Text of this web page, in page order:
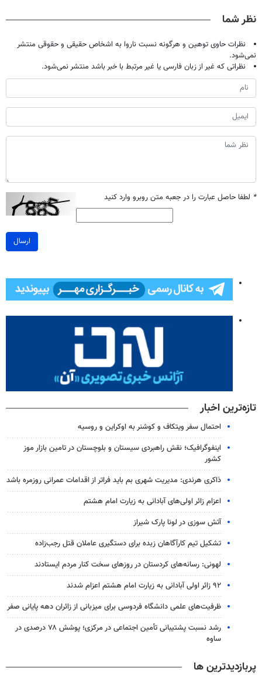
نظر شما
نظرات حاوی توهین و هرگونه نسبت ناروا به اشخاص حقیقی و حقوقی منتشر
نمی‌شود.
نظراتی که غیر از زبان فارسی یا غیر مرتبط با خبر باشد منتشر نمی‌شود.
* لطفا حاصل عبارت را در جعبه متن روبرو وارد کنید
ارسال
تازه‌ترین اخبار
احتمال سفر ویتکاف و کوشنر به اوکراین و روسیه
اینفوگرافیک؛ نقش راهبردی سیستان و بلوچستان در تامین بازار موز
کشور
ذاکری هرندی: مدیریت شهری بم باید فراتر از اقدامات عمرانی روزمره باشد
اعزام زائر اولی‌های آبادانی به زیارت امام هشتم
آتش سوزی در لونا پارک شیراز
تشکیل تیم کارآگاهان زبده برای دستگیری عاملان قتل رجب‌زاده
لهونی: رسانه‌های کردستان در روزهای سخت کنار مردم ایستادند
۹۲ زائر اولی آبادانی به زیارت امام هشتم اعزام شدند
ظرفیت‌های علمی دانشگاه فردوسی برای میزبانی از زائران دهه پایانی صفر
رشد نسبت پشتیبانی تأمین اجتماعی در مرکزی؛ پوشش ۷۸ درصدی در
ساوه
پربازدیدترین ها